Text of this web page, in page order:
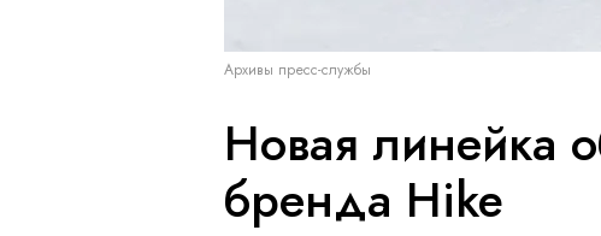
Архивы пресс-службы
Новая линейка
бренда Hike